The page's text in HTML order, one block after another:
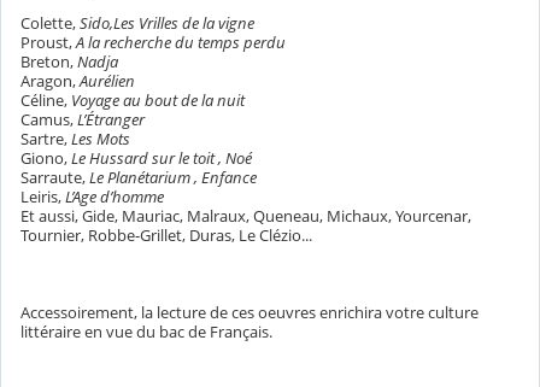
Colette,Sido,Les Vrilles de la vigne
Proust,A la recherche du temps perdu
Breton,Nadja
Aragon,Aurélien
Céline, Voyage au bout de la nuit
Camus,L’Étranger
Sartre,Les Mots
Giono,Le Hussard sur le toit , Noé
Sarraute,Le Planétarium , Enfance
Leiris,L’Age d’homme
Et aussi, Gide, Mauriac, Malraux, Queneau, Michaux, Yourcenar,
Tournier, Robbe-Grillet, Duras, Le Clézio...
Accessoirement, la lecture de ces oeuvres enrichira votre culture
littéraire en vue du bac de Français.